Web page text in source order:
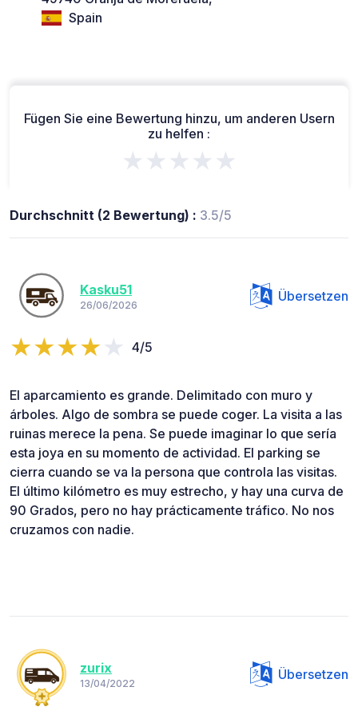
Spain
Fügen Sie eine Bewertung hinzu, um anderen Usern
zu helfen :
★★★★★
Durchschnitt (2 Bewertung) : 3.5/5
Kasku51
26/06/2026
Übersetzen
4/5
El aparcamiento es grande. Delimitado con muro y
árboles. Algo de sombra se puede coger. La visita a las
ruinas merece la pena. Se puede imaginar lo que sería
esta joya en su momento de actividad. El parking se
cierra cuando se va la persona que controla las visitas.
El último kilómetro es muy estrecho, y hay una curva de
90 Grados, pero no hay prácticamente tráfico. No nos
cruzamos con nadie.
zurix
13/04/2022
Übersetzen